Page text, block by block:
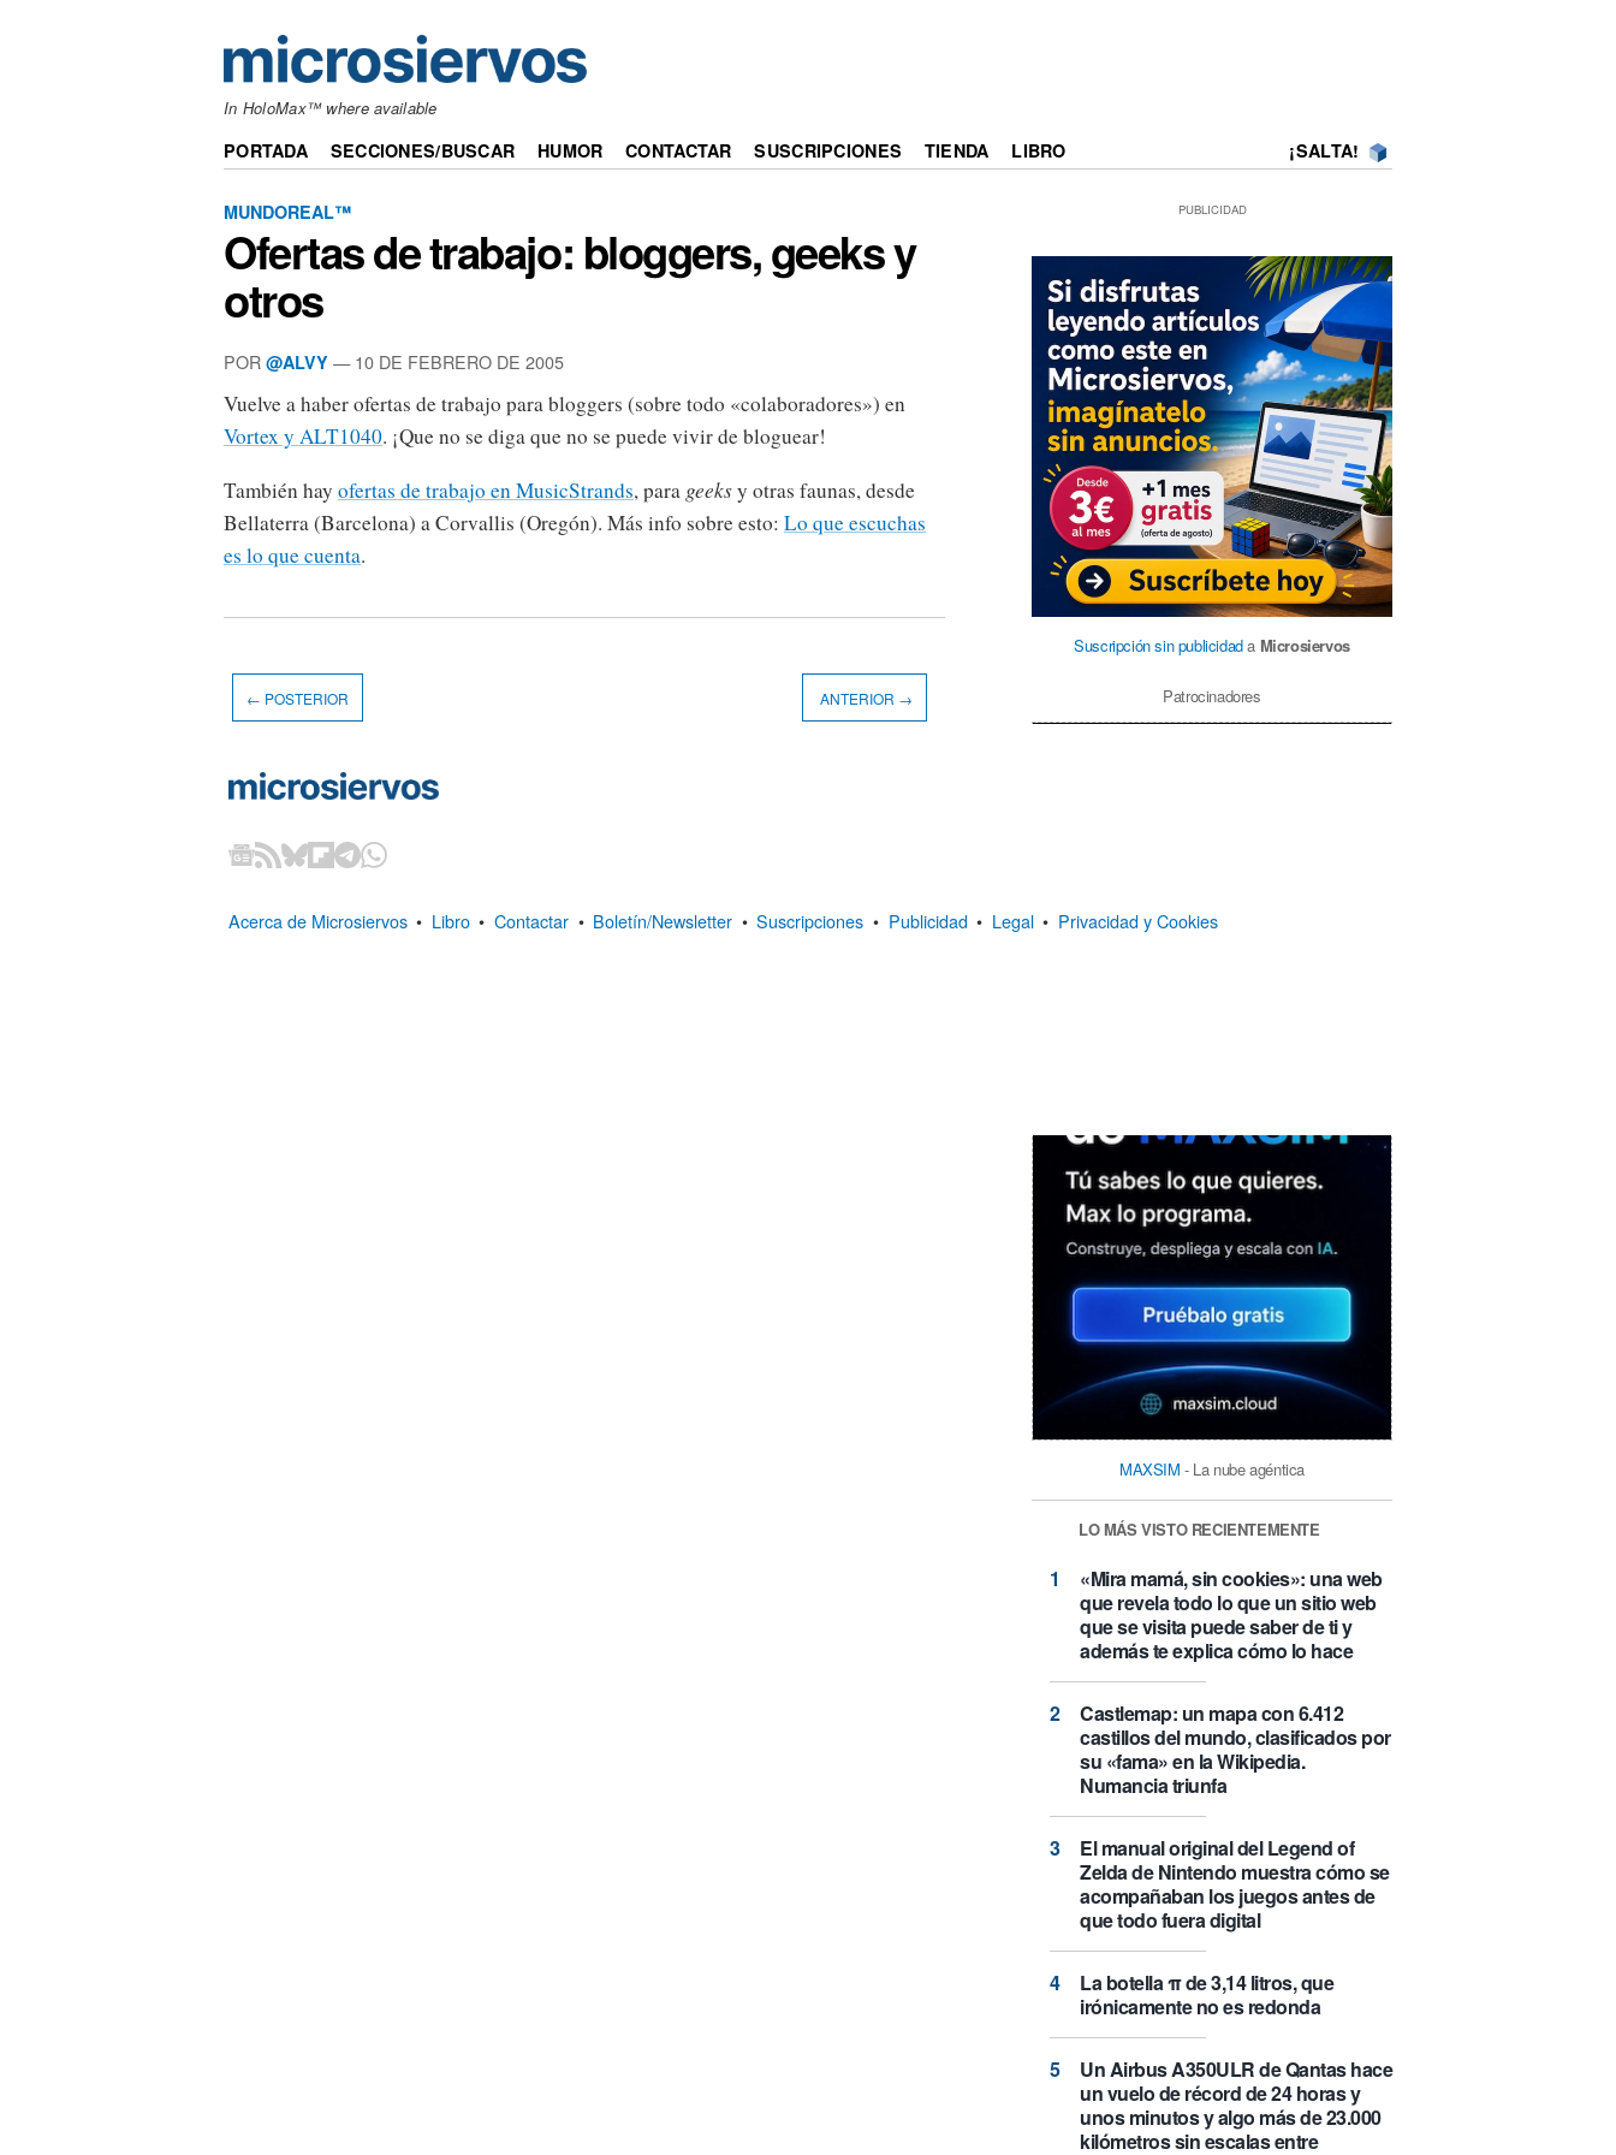
In HoloMax™ where available
PORTADA SECCIONES/BUSCAR HUMOR CONTACTAR SUSCRIPCIONES TIENDA LIBRO ¡SALTA!
MUNDOREAL™
Ofertas de trabajo: bloggers, geeks y
otros
POR @ALVY — 10 DE FEBRERO DE 2005
Vuelve a haber ofertas de trabajo para bloggers (sobre todo «colaboradores») en
Vortex y ALT1040. ¡Que no se diga que no se puede vivir de bloguear!
También hay ofertas de trabajo en MusicStrands, para geeksy otras faunas, desde
Bellaterra (Barcelona) a Corvallis (Oregón). Más info sobre esto: Lo que escuchas
es lo que cuenta.
PUBLICIDAD
Suscripción sin publicidada Microsiervos
Patrocinadores
MAXSIM - La nube agéntica
LO MÁS VISTO RECIENTEMENTE
«Mira mamá, sin cookies»: una web
que revela todo lo que un sitio web
que se visita puede saber de ti y
además te explica cómo lo hace
Castlemap: un mapa con 6.412
castillos del mundo, clasificados por
su «fama» en la Wikipedia.
Numancia triunfa
El manual original del Legend of
Zelda de Nintendo muestra cómo se
acompañaban los juegos antes de
que todo fuera digital
La botella π de 3,14 litros, que
irónicamente no es redonda
Un Airbus A350ULR de Qantas hace
un vuelo de récord de 24 horas y
unos minutos y algo más de 23.000
kilómetros sin escalas entre
← POSTERIOR ANTERIOR →
Acerca de Microsiervos • Libro • Contactar • Boletín/Newsletter • Suscripciones • Publicidad • Legal • Privacidad y Cookies